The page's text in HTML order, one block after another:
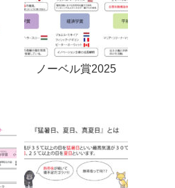
ノーベル賞2025